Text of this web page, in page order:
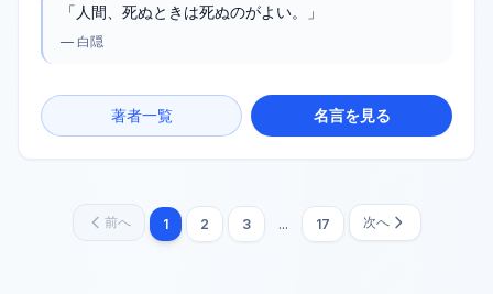
「 人間、死ぬときは死ぬのがよい。 」
— 白隠
著者一覧 名言を見る
前へ 1 2 3 ... 17 次へ